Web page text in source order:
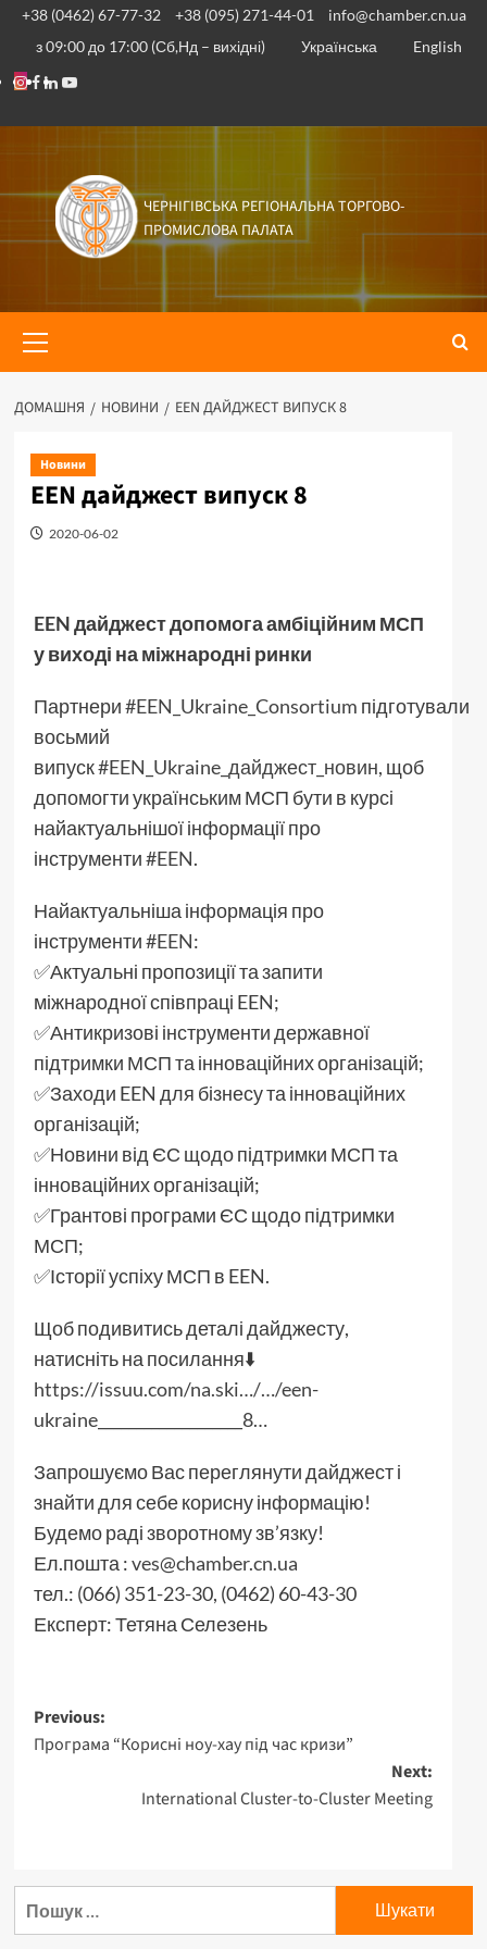
Перейти
вмісту
+38 (0462) 67-77-32 +38 (095) 271-44-01
info@chamber.cn.ua
з 09:00 до 17:00 (Сб,Нд – вихідні)
Українська
English
Instagram
Facebook
Linkedin
Youtube
ЧЕРНІГІВСЬКА РЕГІОНАЛЬНА ТОРГОВО-
ПРОМИСЛОВА ПАЛАТА
меню
ДОМАШНЯ НОВИНИ EEN ДАЙДЖЕСТ ВИПУСК 8
Новини
EEN дайджест випуск 8
2020-06-02
EEN дайджест допомога амбіційним МСП
у виході на міжнародні ринки
Партнери#EEN_Ukraine_Consortium підготували
восьмий
випуск#EEN_Ukraine_дайджест_новин, щоб
допомогти українським МСП бути в курсі
найактуальнішої інформації про
інструменти#EEN.
Найактуальніша інформація про
інструменти#EEN:
✅Актуальні пропозиції та запити
міжнародної співпраці EEN;
✅Антикризові інструменти державної
підтримки МСП та інноваційних організацій;
✅Заходи EEN для бізнесу та інноваційних
організацій;
✅Новини від ЄС щодо підтримки МСП та
інноваційних організацій;
✅Грантові програми ЄС щодо підтримки
МСП;
✅Історії успіху МСП в EEN.
Щоб подивитись деталі дайджесту,
натисніть на посилання⬇️
https://issuu.com/na.ski…/…/een-
ukraine___________________8…
Запрошуємо Вас переглянути дайджест і
знайти для себе корисну інформацію!
Будемо раді зворотному зв’язку!
Ел.пошта :ves@chamber.cn.ua
тел.: (066) 351-23-30, (0462) 60-43-30
Експерт: Тетяна Селезень
Post
navigation
Previous:
Програма “Корисні ноу-хау під час кризи”
Next:
International Cluster-to-Cluster Meeting